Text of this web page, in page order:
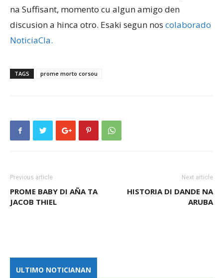
na Suffisant, momento cu algun amigo den
discusion a hinca otro. Esaki segun nos colaborado
NoticiaCla.
TAGS prome morto corsou
Previous article
PROME BABY DI AÑA TA
JACOB THIEL
Next article
HISTORIA DI DANDE NA
ARUBA
ULTIMO NOTICIANAN